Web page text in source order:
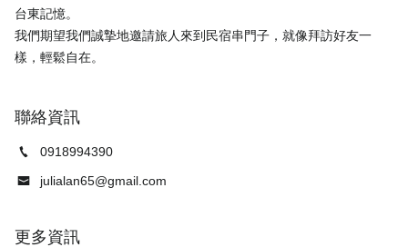
台東記憶。
我們期望我們誠摯地邀請旅人來到民宿串門子，就像拜訪好友一
聯絡資訊
0918994390
julialan65@gmail.com
更多資訊